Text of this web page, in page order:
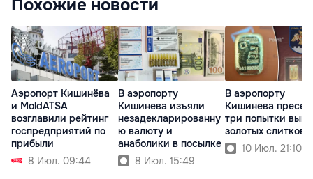
Похожие новости
Аэропорт Кишинёва
и MoldATSA
возглавили рейтинг
госпредприятий по
прибыли
8 Июл. 09:44
В аэропорту
Кишинева изъяли
незадекларированну
ю валюту и
анаболики в посылке
8 Июл. 15:49
В аэропорту
Кишинева
три попытки
золотых слитков
10 Июл. 21:10